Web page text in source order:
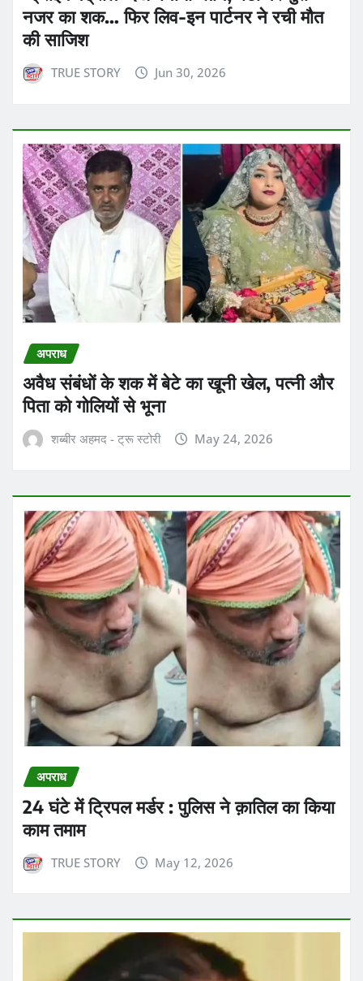
नजर का शक… फिर लिव-इन पार्टनर ने रची मौत
की साजिश
TRUE STORY Jun 30, 2026
अपराध
अवैध संबंधों के शक में बेटे का खूनी खेल, पत्नी और
पिता को गोलियों से भूना
शब्बीर अहमद - ट्रू स्टोरी May 24, 2026
अपराध
24 घंटे में ट्रिपल मर्डर : पुलिस ने क़ातिल का किया
काम तमाम
TRUE STORY May 12, 2026